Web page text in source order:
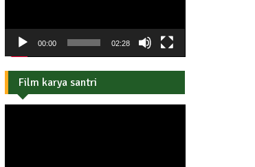
00:00 02:28
Film karya santri